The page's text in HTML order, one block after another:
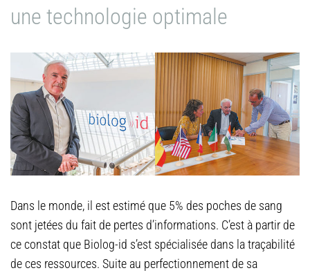
une technologie optimale
Dans le monde, il est estimé que 5% des poches de sang
sont jetées du fait de pertes d’informations. C’est à partir de
ce constat que Biolog-id s’est spécialisée dans la traçabilité
de ces ressources. Suite au perfectionnement de sa